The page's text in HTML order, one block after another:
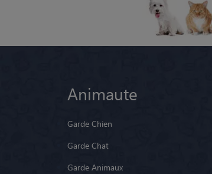
Animaute
Garde Chien
Garde Chat
Garde Animaux